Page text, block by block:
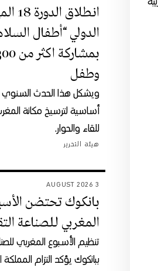
انطلاق
الدولي “أطفال
وطفل
ويشكل هذا الحدث السنوي
أساسية لترسيخ مكانة
للقاء والحوار.
هيئة التحرير
3 AUGUST 2026
بانكوك تحتضن
المغربي للصناعة
تنظيم الأسبوع المغربي
ببانكوك يؤكد التزام المملكة